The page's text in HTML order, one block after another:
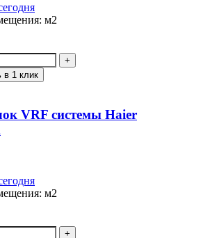
м2
в 1 клик
VRF системы Haier
м2